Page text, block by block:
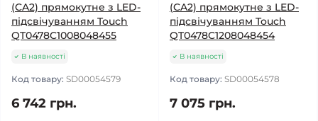
(CA2) прямокутне з LED-
підсвічуванням Touch
QT0478C1008048455
В наявності
Код товару: SD00054579
6 742 грн.
(CA2) прямокутне з LED-
підсвічуванням Touch
QT0478C1208048454
В наявності
Код товару: SD00054578
7 075 грн.